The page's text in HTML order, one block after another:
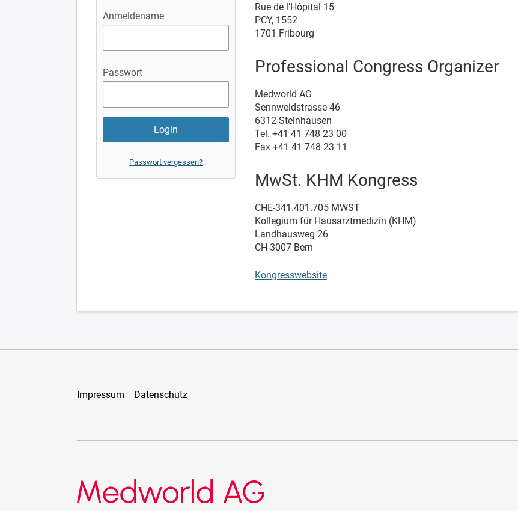
Anmeldename
Passwort
Passwort vergessen?
Rue de l’Hôpital 15
PCY, 1552
1701 Fribourg
Professional Congress Organizer
Medworld AG
Sennweidstrasse 46
6312 Steinhausen
Tel. +41 41 748 23 00
Fax +41 41 748 23 11
MwSt. KHM Kongress
CHE-341.401.705 MWST
Kollegium für Hausarztmedizin (KHM)
Landhausweg 26
CH-3007 Bern
Kongresswebsite
Impressum Datenschutz
Medworld AG